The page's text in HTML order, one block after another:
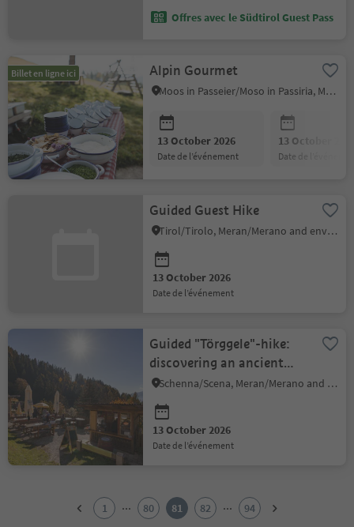
Offres avec le Südtirol Guest Pass
Billet en ligne ici Alpin Gourmet
Moos in Passeier/Moso in Passiria, Meran/Merano and environs
13 October 2026
date de l’événement
13 October
date de
Guided Guest Hike
Tirol/Tirolo, Meran/Merano and environs
13 October 2026
date de l’événement
Guided "Törggele"-hike:
discovering an ancient
South Tyrolean tradition
Schenna/Scena, Meran/Merano and environs
13 October 2026
date de l’événement
1 ... 80 81 82 ...
94